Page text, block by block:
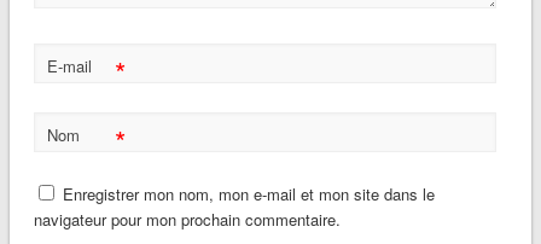
E-mail *
Nom *
Enregistrer mon nom, mon e-mail et mon site dans le
navigateur pour mon prochain commentaire.